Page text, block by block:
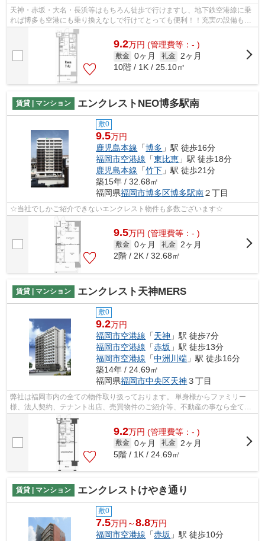
天神・赤坂・大名・長浜等はもちろん徒歩で行けますし、地下鉄空港線に乗
れば博多も空港にも乗り換えなしで行けてとっても便利！！充実の設備も魅
力的です♪
9.2万円 (管理費等：- )
敷金 0ヶ月 礼金 2ヶ月
10階 / 1K / 25.10㎡
賃貸 | マンション エンクレストNEO博多駅南
敷0
9.5万円
鹿児島本線 「博多 」駅 徒歩16分
福岡市空港線 「東比恵 」駅 徒歩18分
鹿児島本線 「竹下 」駅 徒歩21分
築15年 / 32.68㎡
福岡県福岡市博多区博多駅南２丁目
☆当社でしかご紹介できないエンクレスト物件も多数ございます☆
9.5万円 (管理費等：- )
敷金 0ヶ月 礼金
2ヶ月
2階 / 2K / 32.68㎡
賃貸 | マンション エンクレスト天神MERS
敷0
9.2万円
福岡市空港線 「天神 」駅 徒歩7分
福岡市空港線 「赤坂 」駅 徒歩13分
福岡市空港線 「中洲川端 」駅 徒歩16分
築14年 / 24.69㎡
福岡県福岡市中央区天神 ３丁目
弊社は福岡市内の全ての物件取り扱っております。 単身様からファミリー
様、法人契約、テナント出店、売買物件のご紹介等、不動産の事なら全てお
任せください！！ 全ての方に満足して...
9.2万円 (管理費等：- )
敷金 0ヶ月 礼金
2ヶ月
5階 / 1K / 24.69㎡
賃貸 | マンション エンクレストけやき通り
敷0
7.5万円～8.8万円
福岡市空港線 「赤坂 」駅 徒歩10分